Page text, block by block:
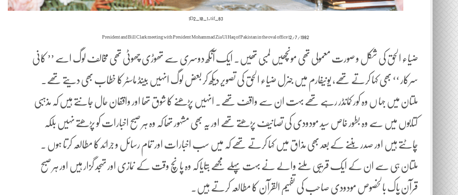
83_1D2_10_1.tif
12/7/1982 President and Bill Clark meeting with President Mohammad Zia Ul Haq of Pakistan in the oval office
ضیاء الحق کی شکل و صورت معمولی تھی مونچھیں لمبی تھیں۔ ایک آنکھ دوسری سے تھوڑی چھوٹی تھی مخالف لوگ اسے ’’ کانی
سرکار ‘‘ بھی کہا کرتے تھے، یونیفارم میں جنرل ضیاء الحق کی تصویر دیکھ کر بعض لوگ انہیں بینڈ ماسٹر کا خطاب بھی دیتے تھے۔
ملتان میں جہا ں وہ کور کمانڈر رہے تھے بہت ان سے واقف تھے۔ انہیں پڑھنے کا شوق تھا اور واقفان حال جانتے ہیں کہ مذہبی
کتابوں میں سے وہ بطور خاص سید مودودی کی تصانیف پڑھتے تھے اور یہ بھی مشہور تھا کہ وہ ہر صبح اخبارات کو پڑھتے نہیں بلکہ
چاٹتے ہیں اور صدر بننے کے بعد بھی مذاق میں کہا کرتے تھے کہ میں سب اخبارات اور تمام رسائل و جرائد کا مطالعہ کرتا ہوں ۔
ملتان ہی سے ان کے ایک قریبی ملنے والے نے بہت پہلے مجھے بتایا کہ وہ پانچ وقت کے نمازی اور تہجد گزار ہیں اور ہر صبح
قرآن پاک بالخصوص مودودی صاحب کی تفہیم القرآن کا مطالعہ کرتے ہیں۔